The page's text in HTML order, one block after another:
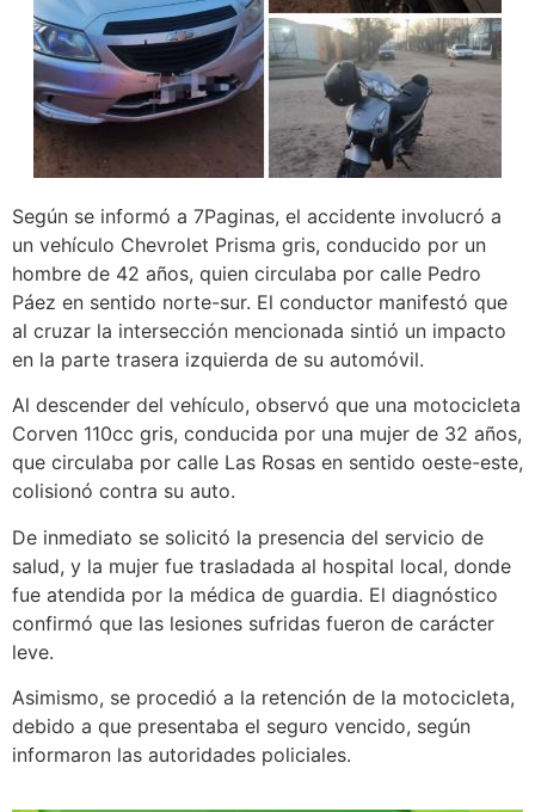
Según se informó a 7Paginas, el accidente involucró a
un vehículo Chevrolet Prisma gris, conducido por un
hombre de 42 años, quien circulaba por calle Pedro
Páez en sentido norte-sur. El conductor manifestó que
al cruzar la intersección mencionada sintió un impacto
en la parte trasera izquierda de su automóvil.
Al descender del vehículo, observó que una motocicleta
Corven 110cc gris, conducida por una mujer de 32 años,
que circulaba por calle Las Rosas en sentido oeste-este,
colisionó contra su auto.
De inmediato se solicitó la presencia del servicio de
salud, y la mujer fue trasladada al hospital local, donde
fue atendida por la médica de guardia. El diagnóstico
confirmó que las lesiones sufridas fueron de carácter
leve.
Asimismo, se procedió a la retención de la motocicleta,
debido a que presentaba el seguro vencido, según
informaron las autoridades policiales.